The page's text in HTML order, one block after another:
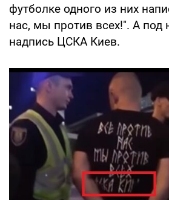
футболке одного из них
нас, мы против всех!". А под
надпись ЦСКА Киев.